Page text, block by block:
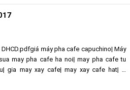
máy pha cafe capuchino| Máy
may pha cafe ha noi| may pha cafe tu
gia may xay cafe| may xay cafe hat| …